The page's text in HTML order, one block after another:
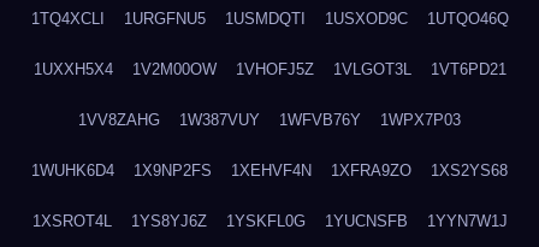
1TQ4XCLI 1URGFNU5 1USMDQTI 1USXOD9C 1UTQO46Q
1UXXH5X4 1V2M00OW 1VHOFJ5Z 1VLGOT3L 1VT6PD21
1VV8ZAHG 1W387VUY 1WFVB76Y 1WPX7P03
1WUHK6D4 1X9NP2FS 1XEHVF4N 1XFRA9ZO 1XS2YS68
1XSROT4L 1YS8YJ6Z 1YSKFL0G 1YUCNSFB 1YYN7W1J